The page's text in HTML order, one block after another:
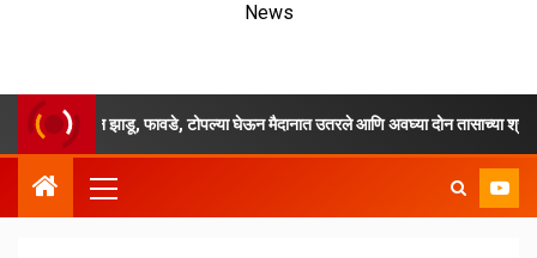
News
झाडू, फावडे, टोपल्या घेऊन मैदानात उतरले आणि अवघ्या दोन तासाच्या श्रमदानातून